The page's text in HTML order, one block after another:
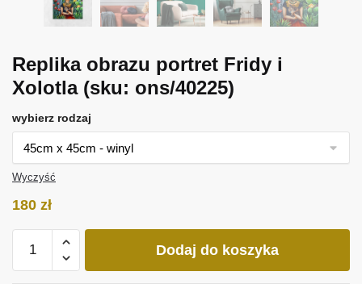
Replika obrazu portret Fridy i
Xolotla (sku: ons/40225)
wybierz rodzaj
Wyczyść
180 zł
Replika
Dodaj do koszyka